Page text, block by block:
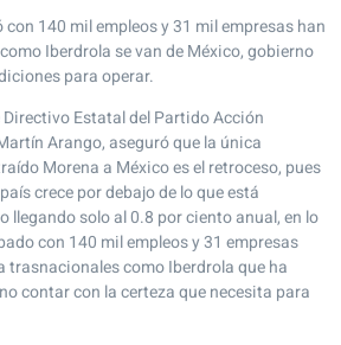
140 mil empleos y 31 mil empresas han
Iberdrola se van de México, gobierno
para operar.
Estatal del Partido Acción
Arango, aseguró que la única
Morena a México es el retroceso, pues
crece por debajo de lo que está
llegando solo al 0.8 por ciento anual, en lo
con 140 mil empleos y 31 empresas
trasnacionales como Iberdrola que ha
contar con la certeza que necesita para